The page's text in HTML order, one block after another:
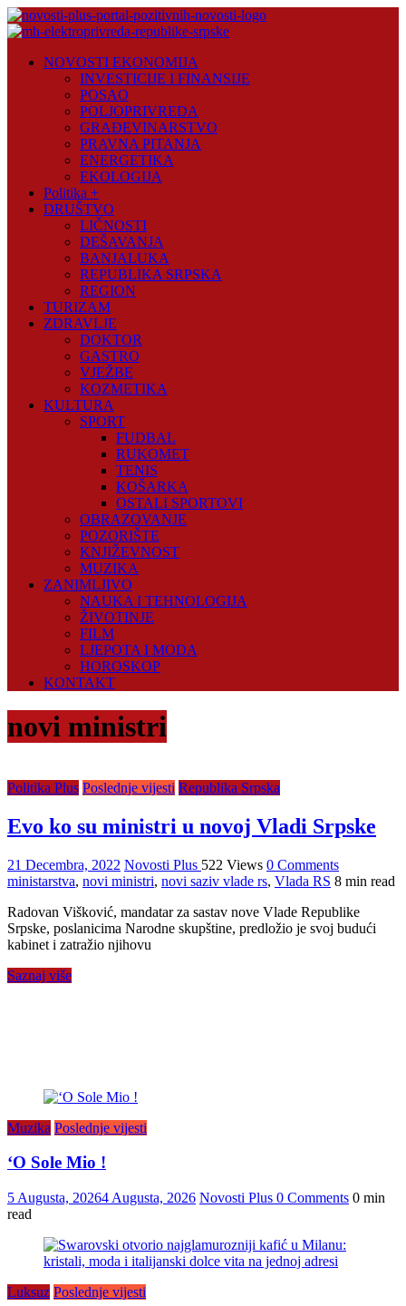
Skip
to
Plus
NOVOSTI EKONOMIJA
INVESTICIJE I FINANSIJE
POSAO
POLJOPRIVREDA
GRAĐEVINARSTVO
PRAVNA PITANJA
ENERGETIKA
EKOLOGIJA
Politika +
DRUŠTVO
LIČNOSTI
DEŠAVANJA
BANJALUKA
REPUBLIKA SRPSKA
REGION
TURIZAM
ZDRAVLJE
DOKTOR
GASTRO
VJEŽBE
KOZMETIKA
KULTURA
SPORT
FUDBAL
RUKOMET
TENIS
KOŠARKA
OSTALI SPORTOVI
OBRAZOVANJE
POZORIŠTE
KNJIŽEVNOST
MUZIKA
ZANIMLJIVO
NAUKA I TEHNOLOGIJA
ŽIVOTINJE
FILM
LJEPOTA I MODA
HOROSKOP
KONTAKT
novi ministri
Politika Plus Poslednje vijesti Republika Srpska
Evo ko su ministri u novoj Vladi Srpske
21 Decembra, 2022 Novosti Plus 522 Views 0 Comments
ministarstva, novi ministri, novi saziv vlade rs, Vlada RS 8 min read
Radovan Višković, mandatar za sastav nove Vlade Republike
Srpske, poslanicima Narodne skupštine, predložio je svoj budući
kabinet i zatražio njihovu
Saznaj više
Muzika Poslednje vijesti
‘O Sole Mio !
5 Augusta, 20264 Augusta, 2026 Novosti Plus 0 Comments 0 min
read
Luksuz Poslednje vijesti